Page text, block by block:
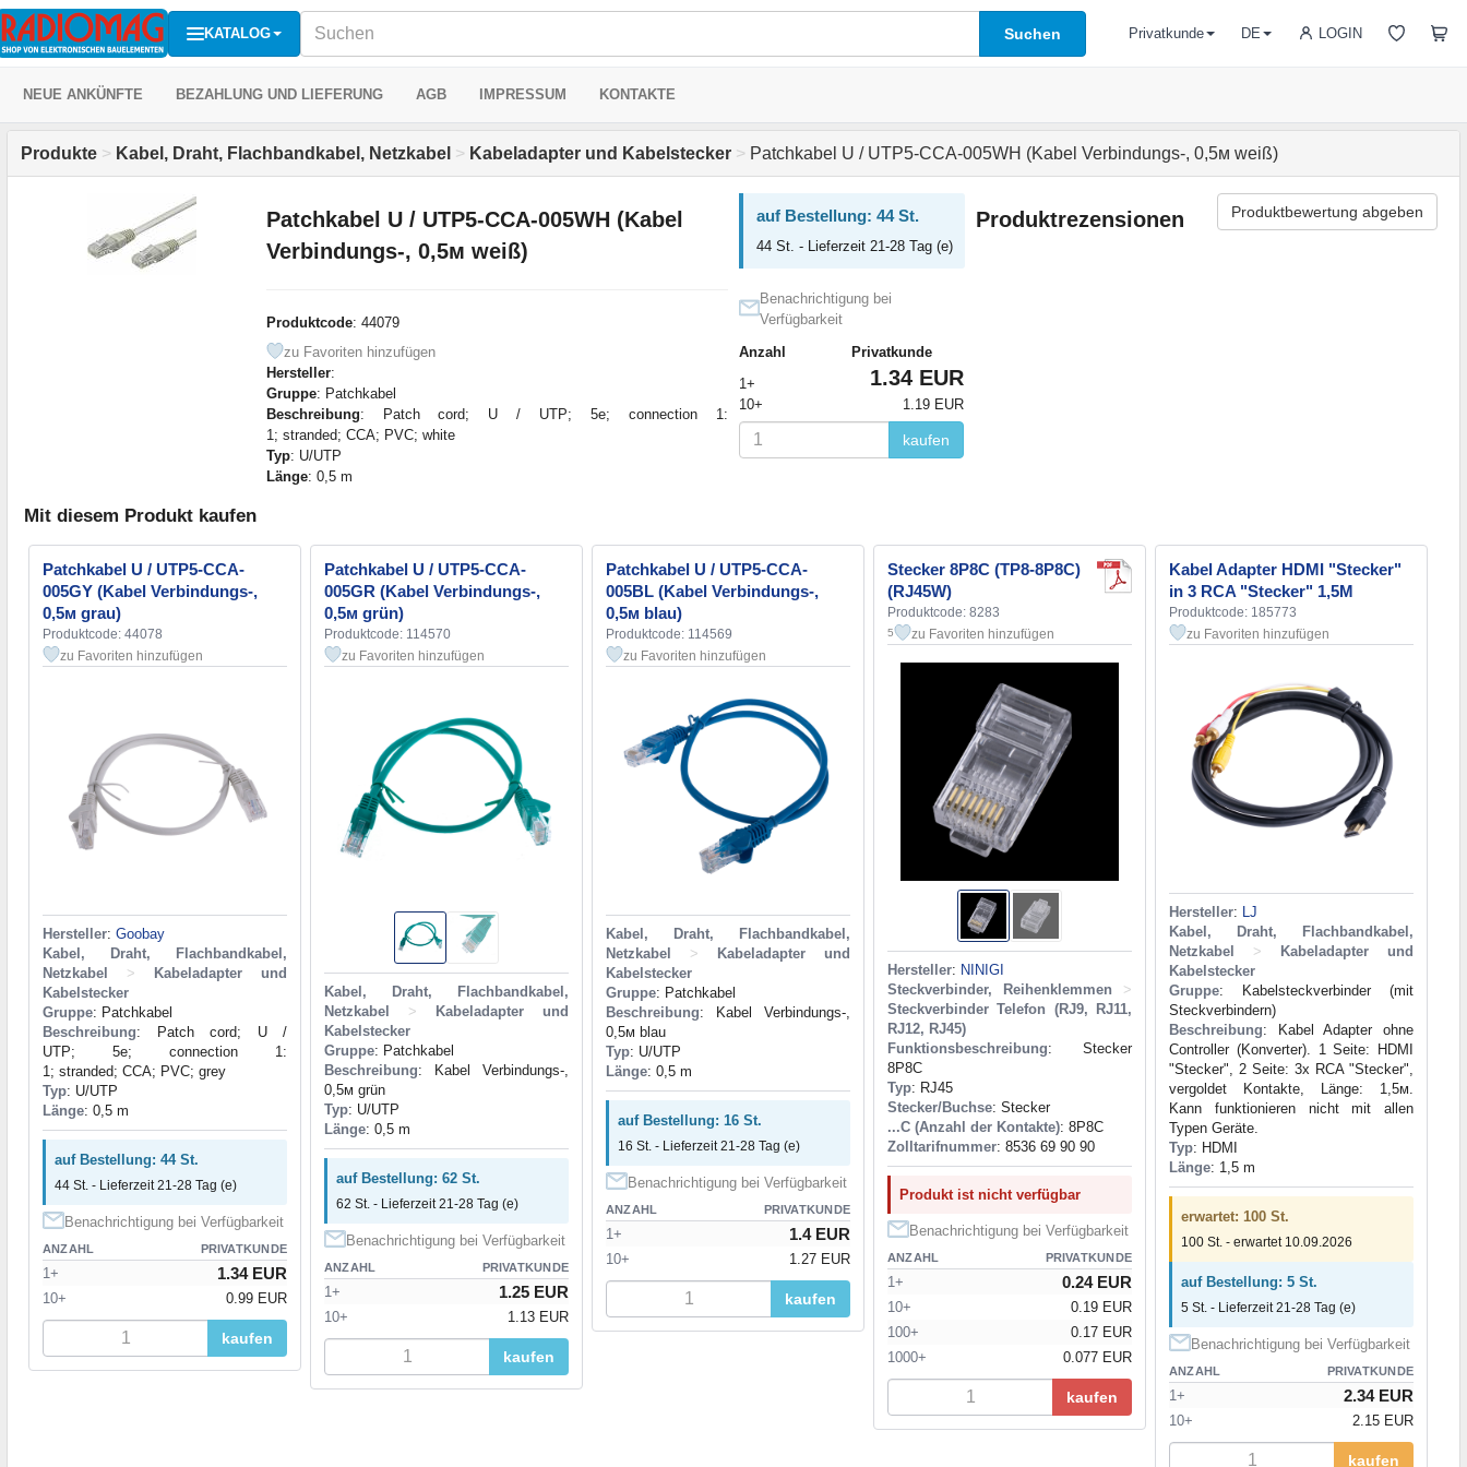
KATALOG Suchen LOGIN
Privatkunde DE
NEUE ANKÜNFTE BEZAHLUNG UND LIEFERUNG AGB IMPRESSUM KONTAKTE
Produkte > Kabel, Draht, Flachbandkabel, Netzkabel > Kabeladapter und Kabelstecker > Patchkabel U / UTP5-CCA-005WH (Kabel Verbindungs-, 0,5м weiß)
Patchkabel U / UTP5-CCA-005WH (Kabel
Verbindungs-, 0,5м weiß)
Produktcode: 44079
zu Favoriten hinzufügen
Hersteller:
Gruppe: Patchkabel
Beschreibung: Patch cord; U / UTP; 5e; connection 1:
1; stranded; CCA; PVC; white
Typ: U/UTP
Länge: 0,5 m
auf Bestellung: 44 St.
44 St. - Lieferzeit 21-28 Tag (e)
Benachrichtigung bei
Verfügbarkeit
Anzahl
Privatkunde
1+
1.34 EUR
10+ 1.19 EUR
kaufen
Produktrezensionen Produktbewertung abgeben
Mit diesem Produkt kaufen
Patchkabel U / UTP5-CCA-
005GY (Kabel Verbindungs-,
0,5м grau)
Produktcode: 44078
zu Favoriten hinzufügen
Hersteller: Goobay
Kabel, Draht, Flachbandkabel,
Netzkabel
>
Kabeladapter und
Kabelstecker
Gruppe: Patchkabel
Beschreibung: Patch cord; U /
UTP; 5e; connection 1:
1; stranded; CCA; PVC; grey
Typ: U/UTP
Länge: 0,5 m
auf Bestellung: 44 St.
44 St. - Lieferzeit 21-28 Tag (e)
Benachrichtigung bei Verfügbarkeit
ANZAHL PRIVATKUNDE
1+ 1.34 EUR
10+ 0.99 EUR
kaufen
Patchkabel U / UTP5-CCA-
005GR (Kabel Verbindungs-,
0,5м grün)
Produktcode: 114570
zu Favoriten hinzufügen
Kabel, Draht, Flachbandkabel,
Netzkabel
>
Kabeladapter und
Kabelstecker
Gruppe: Patchkabel
Beschreibung: Kabel Verbindungs-,
0,5м grün
Typ: U/UTP
Länge: 0,5 m
auf Bestellung: 62 St.
62 St. - Lieferzeit 21-28 Tag (e)
Benachrichtigung bei Verfügbarkeit
ANZAHL PRIVATKUNDE
1+ 1.25 EUR
10+ 1.13 EUR
kaufen
Patchkabel U / UTP5-CCA-
005BL (Kabel Verbindungs-,
0,5м blau)
Produktcode: 114569
zu Favoriten hinzufügen
Kabel, Draht, Flachbandkabel,
Netzkabel
>
Kabeladapter und
Kabelstecker
Gruppe: Patchkabel
Beschreibung: Kabel Verbindungs-,
0,5м blau
Typ: U/UTP
Länge: 0,5 m
auf Bestellung: 16 St.
16 St. - Lieferzeit 21-28 Tag (e)
Benachrichtigung bei Verfügbarkeit
ANZAHL PRIVATKUNDE
1+ 1.4 EUR
10+ 1.27 EUR
kaufen
Stecker 8P8C (TP8-8P8C)
(RJ45W)
Produktcode: 8283
5 zu Favoriten hinzufügen
Hersteller: NINIGI
Steckverbinder, Reihenklemmen
>
Steckverbinder Telefon (RJ9, RJ11,
RJ12, RJ45)
Funktionsbeschreibung: Stecker
8P8C
Typ: RJ45
Stecker/Buchse: Stecker
...C (Anzahl der Kontakte): 8P8C
Zolltarifnummer: 8536 69 90 90
Produkt ist nicht verfügbar
Benachrichtigung bei Verfügbarkeit
ANZAHL PRIVATKUNDE
1+ 0.24 EUR
10+
0.19 EUR
100+
0.17 EUR
1000+
0.077 EUR
kaufen
Kabel Adapter HDMI "Stecker"
in 3 RCA "Stecker" 1,5M
Produktcode: 185773
zu Favoriten hinzufügen
Hersteller:
LJ
Kabel, Draht, Flachbandkabel,
Netzkabel
>
Kabeladapter und
Kabelstecker
Gruppe: Kabelsteckverbinder (mit
Steckverbindern)
Beschreibung: Kabel Adapter ohne
Controller (Konverter). 1 Seite: HDMI
"Stecker", 2 Seite: 3x RCA "Stecker",
vergoldet Kontakte, Länge: 1,5м.
Kann funktionieren nicht mit allen
Typen Geräte.
Typ: HDMI
Länge: 1,5 m
erwartet: 100 St.
100 St. - erwartet 10.09.2026
auf Bestellung: 5 St.
5 St. - Lieferzeit 21-28 Tag (e)
Benachrichtigung bei Verfügbarkeit
ANZAHL PRIVATKUNDE
1+ 2.34 EUR
10+ 2.15 EUR
kaufen